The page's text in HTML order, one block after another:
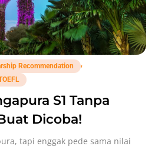
Recommendation
,
S1 Tanpa
Dicoba!
tapi enggak pede sama nilai